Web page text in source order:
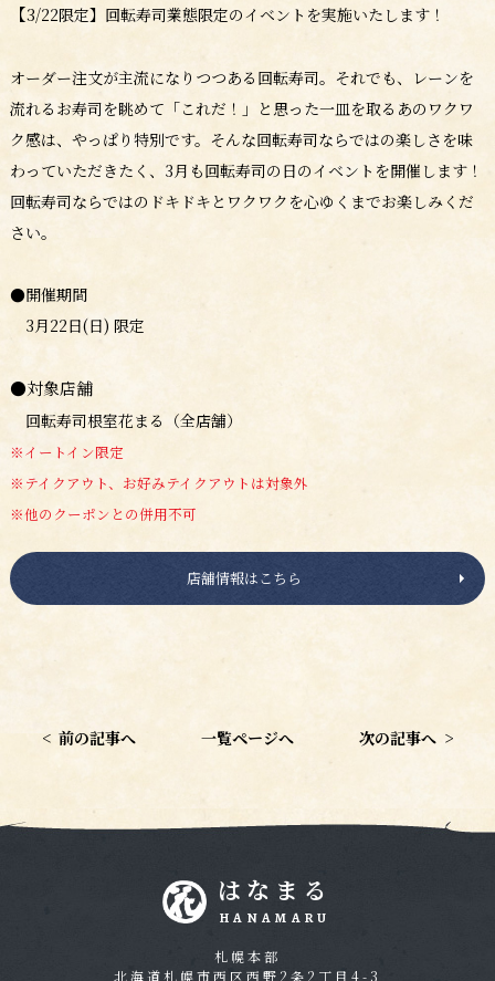
【3/22限定】回転寿司業態限定のイベントを実施いたします！
オーダー注文が主流になりつつある回転寿司。それでも、レーンを
流れるお寿司を眺めて「これだ！」と思った一皿を取るあのワクワ
ク感は、やっぱり特別です。そんな回転寿司ならではの楽しさを味
わっていただきたく、3月も回転寿司の日のイベントを開催します！
回転寿司ならではのドキドキとワクワクを心ゆくまでお楽しみくだ
さい。
●開催期間
3月22日(日) 限定
●対象店舗
回転寿司根室花まる（全店舗）
※イートイン限定
※テイクアウト、お好みテイクアウトは対象外
※他のクーポンとの併用不可
店舗情報はこちら
< 前の記事へ 一覧ページへ 次の記事へ >
はなまる
HANAMARU
札幌本部
北海道札幌市西区西野2条2丁目4-3